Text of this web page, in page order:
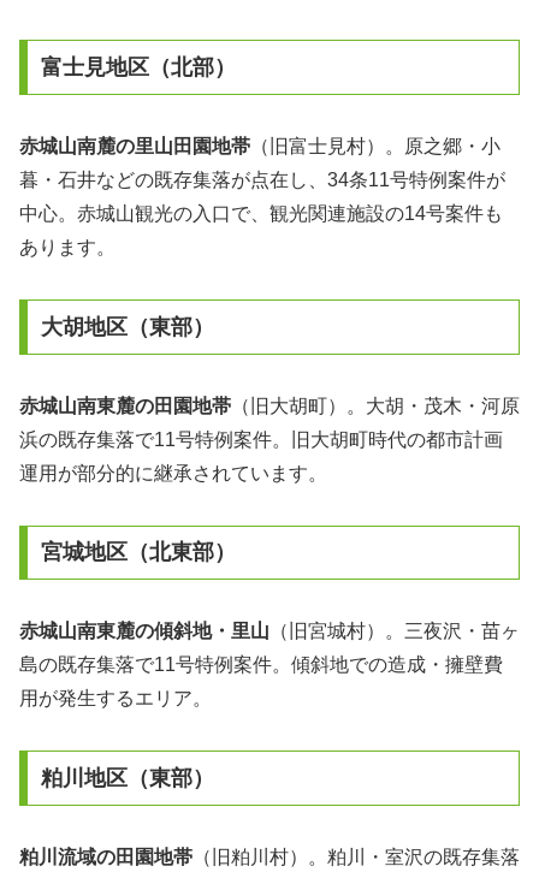
富士見地区（北部）
赤城山南麓の里山田園地帯 （旧富士見村）。原之郷・小
暮・石井などの既存集落が点在し、34条11号特例案件が
中心。赤城山観光の入口で、観光関連施設の14号案件も
あります。
大胡地区（東部）
赤城山南東麓の田園地帯 （旧大胡町）。大胡・茂木・河原
浜の既存集落で11号特例案件。旧大胡町時代の都市計画
運用が部分的に継承されています。
宮城地区（北東部）
赤城山南東麓の傾斜地・里山 （旧宮城村）。三夜沢・苗ヶ
島の既存集落で11号特例案件。傾斜地での造成・擁壁費
用が発生するエリア。
粕川地区（東部）
粕川流域の田園地帯 （旧粕川村）。粕川・室沢の既存集落